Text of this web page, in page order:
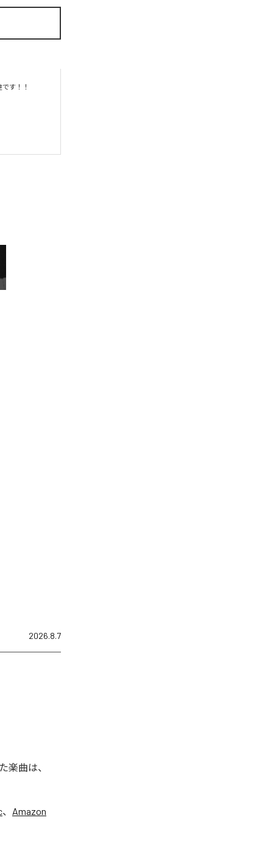
す！！
2026.8.7
楽曲は、
、 Amazon